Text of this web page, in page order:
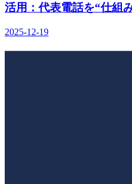
活用：代表電話を“仕組
2025-12-19